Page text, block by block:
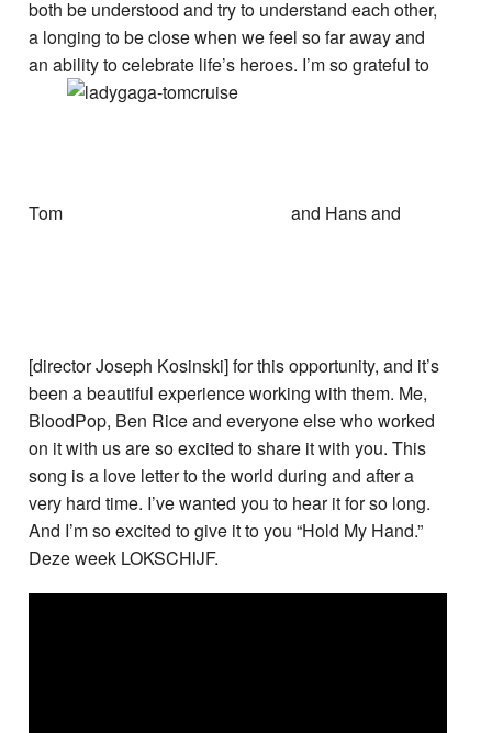
both be understood and try to understand each other,
a longing to be close when we feel so far away and
an ability to celebrate life’s heroes. I’m so grateful to
Tom and Hans and
[director Joseph Kosinski] for this opportunity, and it’s
been a beautiful experience working with them. Me,
BloodPop, Ben Rice and everyone else who worked
on it with us are so excited to share it with you. This
song is a love letter to the world during and after a
very hard time. I’ve wanted you to hear it for so long.
And I’m so excited to give it to you “Hold My Hand.”
Deze week LOKSCHIJF.